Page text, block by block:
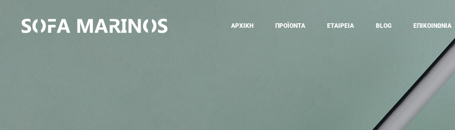
ΑΡΧΙΚΗ ΠΡΟΪΟΝΤΑ ΕΤΑΙΡΕΙΑ BLOG ΕΠΙΚΟΙΝΩΝΙΑ